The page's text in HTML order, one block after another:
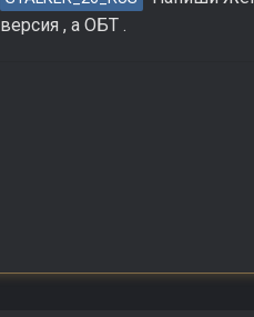
версия , а ОБТ .